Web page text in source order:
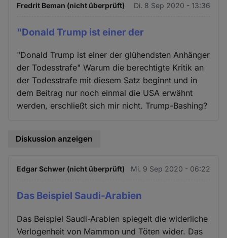
Fredrit Beman (nicht überprüft) Di. 8 Sep 2020 - 13:36
"Donald Trump ist einer der
"Donald Trump ist einer der glühendsten Anhänger
der Todesstrafe" Warum die berechtigte Kritik an
der Todesstrafe mit diesem Satz beginnt und in
dem Beitrag nur noch einmal die USA erwähnt
werden, erschließt sich mir nicht. Trump-Bashing?
Diskussion anzeigen
Edgar Schwer (nicht überprüft) Mi. 9 Sep 2020 - 06:22
Das Beispiel Saudi-Arabien
Das Beispiel Saudi-Arabien spiegelt die widerliche
Verlogenheit von Mammon und Töten wider. Das